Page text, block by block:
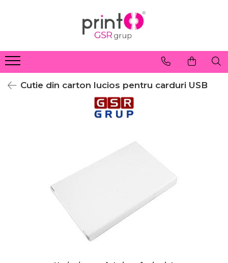
Cutie din carton lucios pentru carduri USB